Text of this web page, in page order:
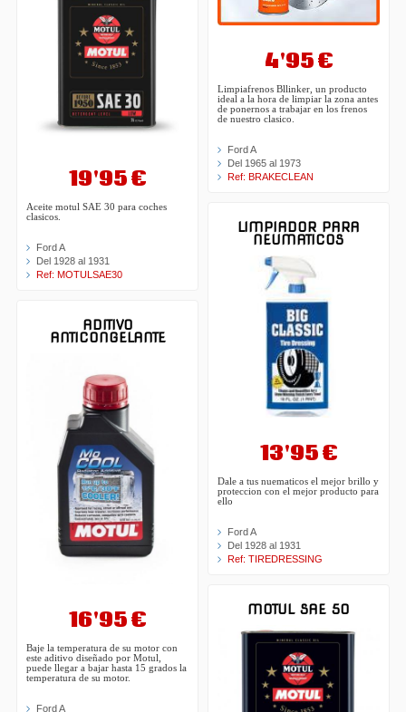
19'95 €
Aceite motul SAE 30 para coches
clasicos.
Ford A
Del 1928 al 1931
Ref: MOTULSAE30
ADITIVO
ANTICONGELANTE
16'95 €
Baje la temperatura de su motor con
este aditivo diseñado por Motul,
puede llegar a bajar hasta 15 grados la
temperatura de su motor.
Ford A
4'95 €
Limpiafrenos Bllinker, un producto
ideal a la hora de limpiar la zona antes
de ponernos a trabajar en los frenos
de nuestro clasico.
Ford A
Del 1965 al 1973
Ref: BRAKECLEAN
LIMPIADOR PARA
NEUMATICOS
13'95 €
Dale a tus nuematicos el mejor brillo y
proteccion con el mejor producto para
ello
Ford A
Del 1928 al 1931
Ref: TIREDRESSING
MOTUL SAE 50